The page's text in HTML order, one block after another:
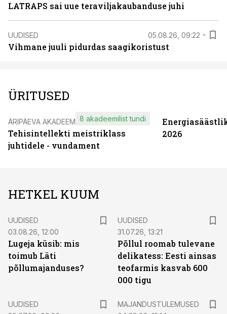
LATRAPS sai uue teraviljakaubanduse juhi
UUDISED 05.08.26, 09:22
Vihmane juuli pidurdas saagikoristust
ÜRITUSED
ÄRIPÄEVA AKADEEMIA
Tehisintellekti meistriklass
juhtidele - vundament
8 akadeemilist tundi
2026
HETKEL KUUM
UUDISED
03.08.26, 12:00
Lugeja küsib: mis
toimub Läti
põllumajanduses?
UUDISED
31.07.26, 13:21
Põllul roomab tulevane
delikatess: Eesti ainsas
teofarmis kasvab 600
000 tigu
UUDISED
MAJANDUSTULEMUSED